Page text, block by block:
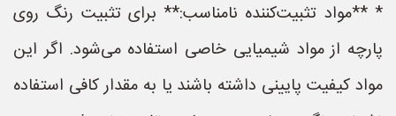
* **مواد تثبیت‌کننده نامناسب:** برای تثبیت رنگ روی
پارچه از مواد شیمیایی خاصی استفاده می‌شود. اگر این
مواد کیفیت پایینی داشته باشند یا به مقدار کافی استفاده